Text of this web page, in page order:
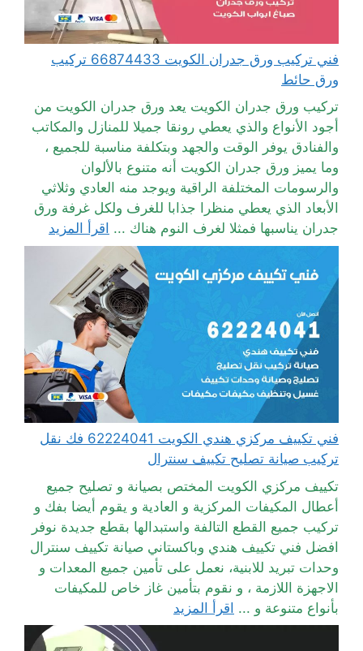
فني تركيب ورق جدران الكويت 66874433 تركيب
ورق حائط
تركيب ورق جدران الكويت يعد ورق جدران الكويت من
أجود الأنواع والذي يعطي رونقا جميلا للمنازل والمكاتب
والفنادق يوفر الوقت والجهد وبتكلفة مناسبة للجميع ،
وما يميز ورق جدران الكويت أنه متنوع بالألوان
والرسومات المختلفة الراقية ويوجد منه العادي وثلاثي
الأبعاد الذي يعطي منظرا جذابا للغرف ولكل غرفة ورق
جدران يناسبها فمثلا لغرف النوم هناك ... اقرأ المزيد
فني تكييف مركزي هندي الكويت 62224041 فك نقل
تركيب صيانة تصليح تكييف سنترال
تكييف مركزي الكويت المختص بصيانة و تصليح جميع
أعطال المكيفات المركزية و العادية و يقوم أيضا بفك و
تركيب جميع القطع التالفة واستبدالها بقطع جديدة نوفر
افضل فني تكييف هندي وباكستاني صيانة تكييف سنترال
وحدات تبريد للابنية، نعمل على تأمين جميع المعدات و
الاجهزة اللازمة ، و نقوم بتأمين غاز خاص للمكيفات
بأنواع متنوعة و ... اقرأ المزيد